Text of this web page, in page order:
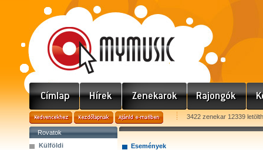
3422 zenekar 12339
Rovatok
Külföldi
Események